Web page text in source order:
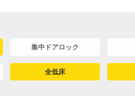
集中ドアロック
全低床